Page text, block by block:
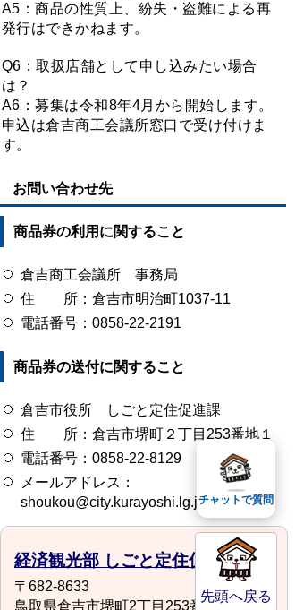
A5：商品の性質上、紛失・盗難による再
発行はできかねます。
Q6：取扱店舗として申し込みたい場合
は？
A6：募集は令和8年4月から開始します。
申込は倉吉商工会議所窓口で受け付けま
す。
お問い合わせ先
商品券の利用に関すること
倉吉商工会議所 事務局
住 所：倉吉市明治町1037-11
電話番号：0858-22-2191
商品券の送付に関すること
倉吉市役所 しごと定住促進課
住 所：倉吉市堺町２丁目253番地１
電話番号：0858-22-8129
メールアドレス：
shoukou@city.kurayoshi.lg.jp
経済観光部 しごと定住促進課
〒682-8633
鳥取県倉吉市堺町2丁目253番地1
先頭へ戻る
チャットで質問